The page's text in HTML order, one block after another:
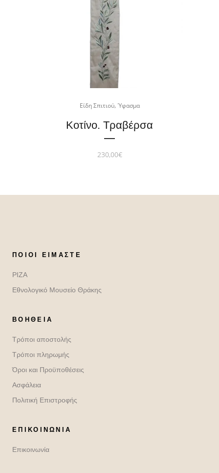
Είδη Σπιτιού, Ύφασμα
Κοτίνο. Τραβέρσα
230,00€
ΠΟΙΟΙ ΕΊΜΑΣΤΕ
ΡΙΖΑ
Εθνολογικό Μουσείο Θράκης
ΒΟΉΘΕΙΑ
Τρόποι αποστολής
Τρόποι πληρωμής
Όροι και Προϋποθέσεις
Ασφάλεια
Πολιτική Επιστροφής
ΕΠΙΚΟΙΝΩΝΙΑ
Επικοινωνία